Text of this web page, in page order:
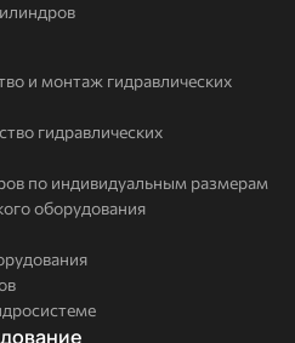
и монтаж гидравлических
гидравлических
по индивидуальным размерам
оборудования